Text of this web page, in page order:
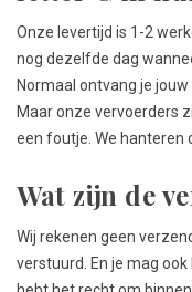
Onze levertijd is 1-2
nog dezelfde dag
Normaal ontvang je
Maar onze vervoerders
een foutje. We hanteren
Wat zijn de
Wij rekenen geen
verstuurd. En je mag